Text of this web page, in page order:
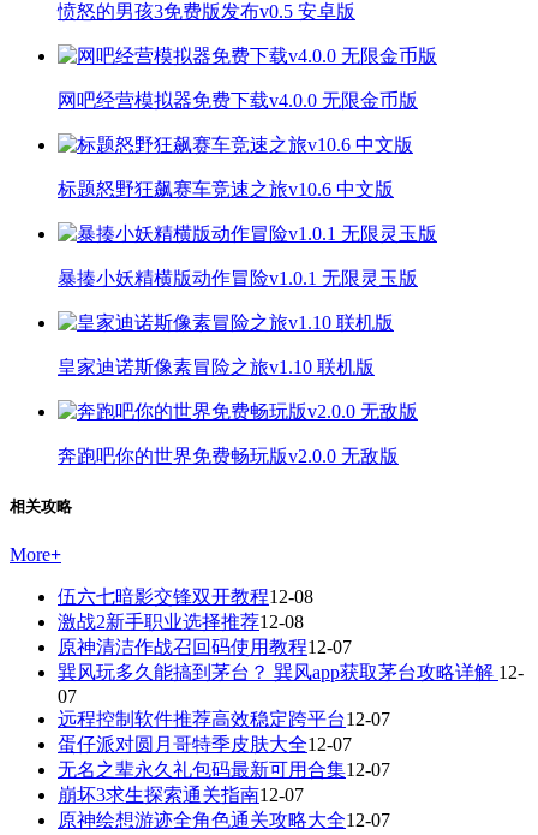
愤怒的男孩3免费版发布v0.5 安卓版
网吧经营模拟器免费下载v4.0.0 无限金币版
标题怒野狂飙赛车竞速之旅v10.6 中文版
暴揍小妖精横版动作冒险v1.0.1 无限灵玉版
皇家迪诺斯像素冒险之旅v1.10 联机版
奔跑吧你的世界免费畅玩版v2.0.0 无敌版
相关攻略
More+
伍六七暗影交锋双开教程12-08
激战2新手职业选择推荐12-08
原神清洁作战召回码使用教程12-07
巽风玩多久能搞到茅台？ 巽风app获取茅台攻略详解 12-
07
远程控制软件推荐高效稳定跨平台12-07
蛋仔派对圆月哥特季皮肤大全12-07
无名之辈永久礼包码最新可用合集12-07
崩坏3求生探索通关指南12-07
原神绘想游迹全角色通关攻略大全12-07